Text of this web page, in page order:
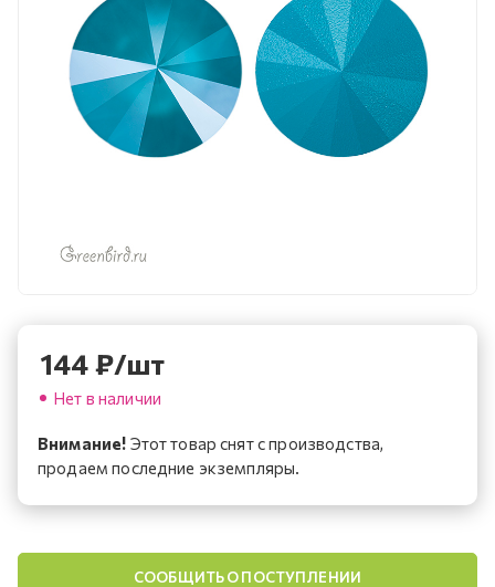
144₽/шт
Нет в наличии
Внимание! Этот товар снят с производства,
продаем последние экземпляры.
СООБЩИТЬ О ПОСТУПЛЕНИИ